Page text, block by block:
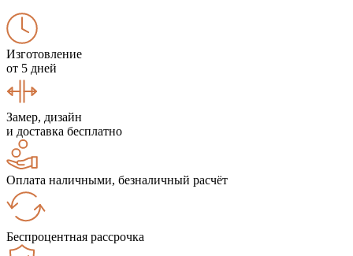
Изготовление
от 5 дней
Замер, дизайн
и доставка бесплатно
Оплата наличными, безналичный расчёт
Беспроцентная рассрочка